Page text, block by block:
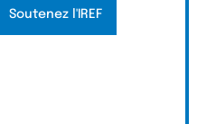
Soutenez l'IREF